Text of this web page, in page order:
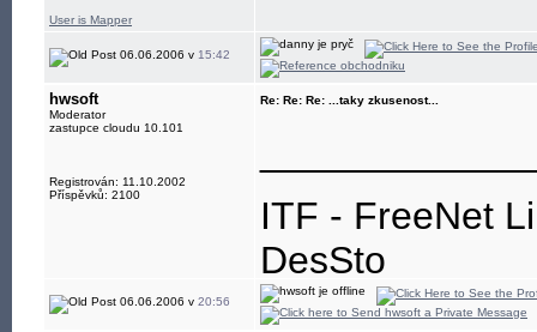
User is Mapper
06.06.2006 v 15:42
hwsoft
Moderator
zastupce cloudu 10.101
Registrován: 11.10.2002
Příspěvků: 2100
Re: Re: Re: ...taky zkusenost...
ITF - FreeNet
DesSto
jabber:
06.06.2006 v 20:56